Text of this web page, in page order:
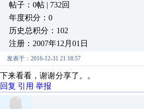
帖子：0帖 | 732回
年度积分：0
历史总积分：102
注册：2007年12月01日
发表于：2016-12-31 21:18:57
下来看看，谢谢分享了。。
回复 引用 举报